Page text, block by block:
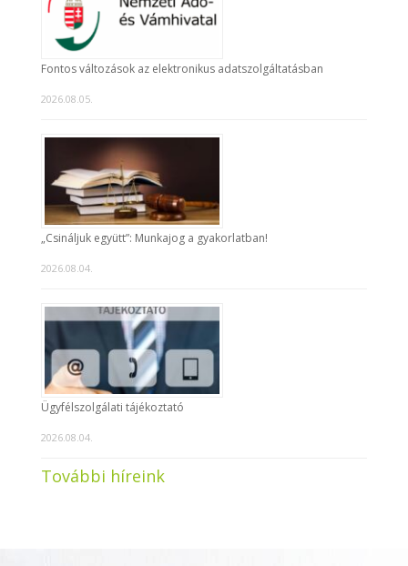
Fontos változások az elektronikus adatszolgáltatásban
2026.08.05.
„Csináljuk együtt”: Munkajog a gyakorlatban!
2026.08.04.
Ügyfélszolgálati tájékoztató
2026.08.04.
További híreink